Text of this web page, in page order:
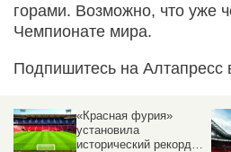
горами. Возможно, что уже
Чемпионате мира.
Подпишитесь на Алтапресс
«Красная фурия»
установила
исторический рекорд